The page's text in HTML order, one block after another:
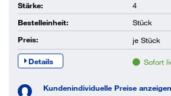
Stärke:
4
Bestelleinheit:
Stück
Preis:
je Stück
Details Sofort
Kundenindividuelle Preise anzeigen